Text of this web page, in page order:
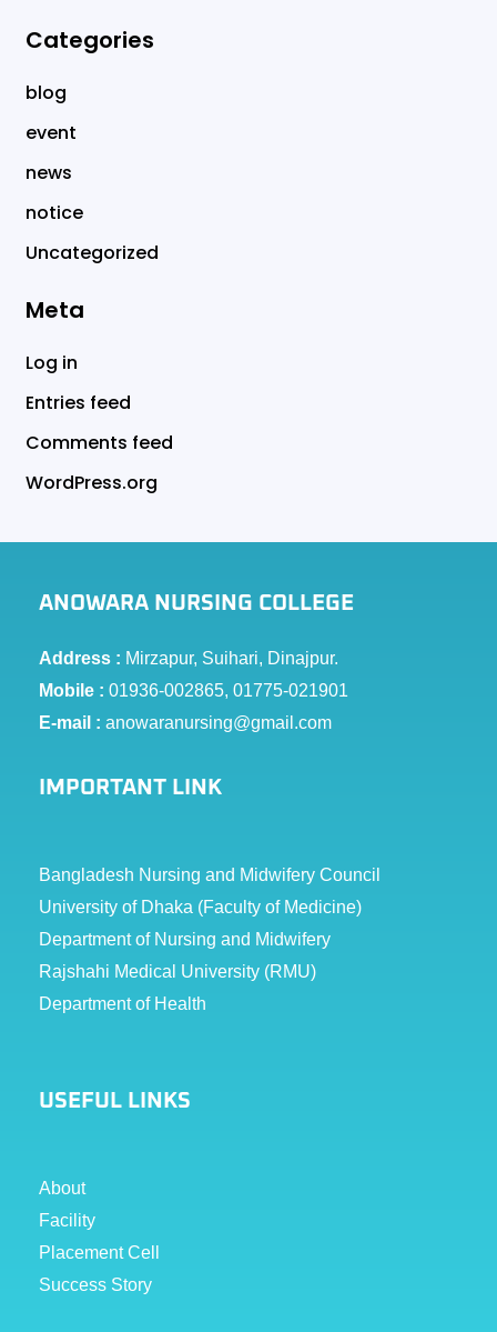
Categories
blog
event
news
notice
Uncategorized
Meta
Log in
Entries feed
Comments feed
WordPress.org
ANOWARA NURSING COLLEGE
Address : Mirzapur, Suihari, Dinajpur.
Mobile : 01936-002865, 01775-021901
E-mail : anowaranursing@gmail.com
IMPORTANT LINK
Bangladesh Nursing and Midwifery Council
University of Dhaka (Faculty of Medicine)
Department of Nursing and Midwifery
Rajshahi Medical University (RMU)
Department of Health
USEFUL LINKS
About
Facility
Placement Cell
Success Story